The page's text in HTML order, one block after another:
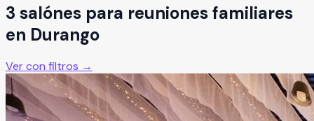
3 salónes para reuniones familiares
en Durango
Ver con filtros →